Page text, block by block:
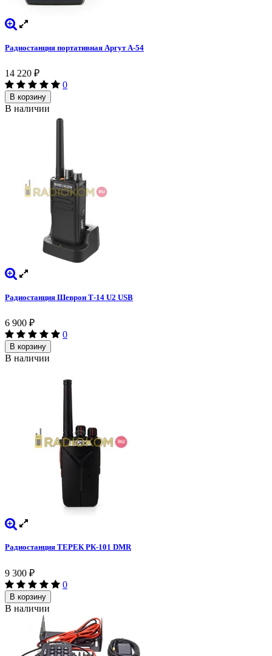
Радиостанция портативная Аргут А-54
14 220 ₽
0
В корзину
В наличии
Радиостанция Шеврон Т-14 U2 USB
6 900 ₽
0
В корзину
В наличии
Радиостанция ТЕРЕК РК-101 DMR
9 300 ₽
0
В корзину
В наличии